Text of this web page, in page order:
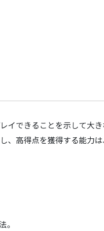
イできることを示して大
、高得点を獲得する能力
。